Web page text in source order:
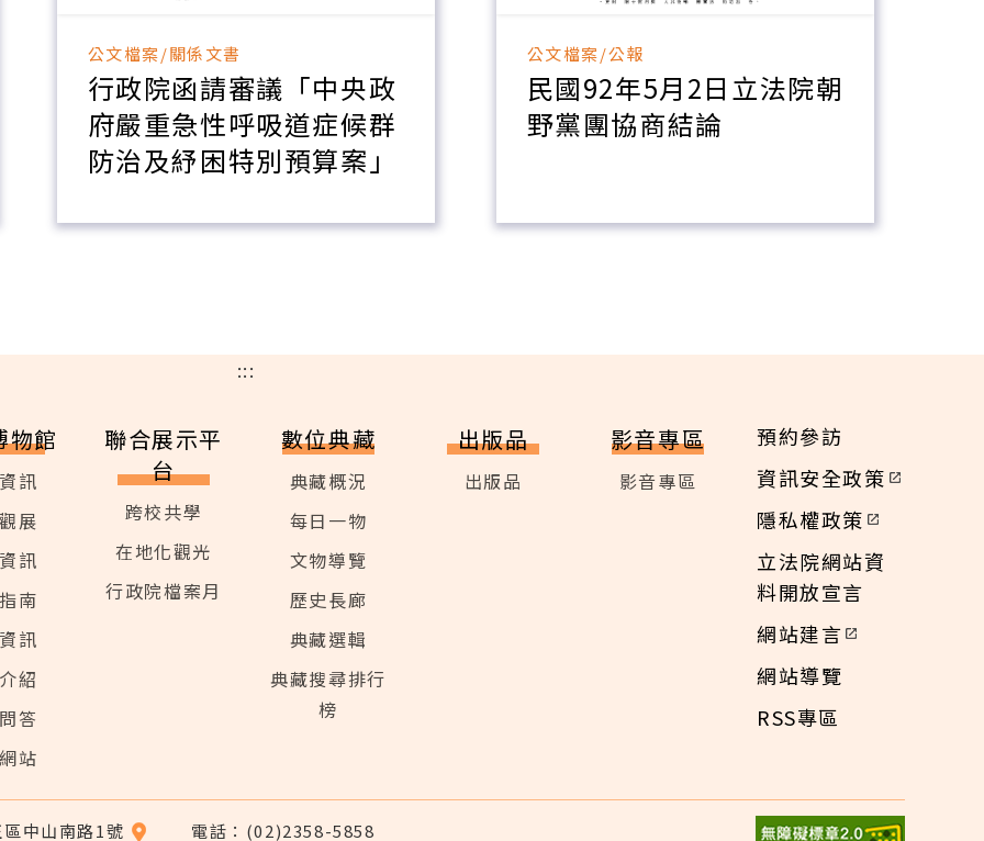
公文檔案/關係文書
行政院函請審議「中央政
府嚴重急性呼吸道症候群
防治及紓困特別預算案」
公文檔案/公報
民國92年5月2日立法院朝
野黨團協商結論
:::
物館
訊
展
訊
南
訊
紹
答
站
聯合展示平
台
跨校共學
在地化觀光
行政院檔案月
數位典藏
典藏概況
每日一物
文物導覽
歷史長廊
典藏選輯
典藏搜尋排行
榜
出版品
出版品
影音專區
影音專區
預約參訪
資訊安全政策
隱私權政策
立法院網站資
料開放宣言
網站建言
網站導覽
RSS專區
中山南路1號 電話：(02)2358-5858